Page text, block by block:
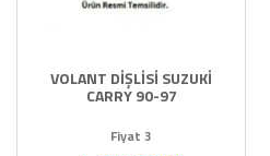
VOLANT DİŞLİSİ SUZUKİ
CARRY 90-97
Fiyat 3